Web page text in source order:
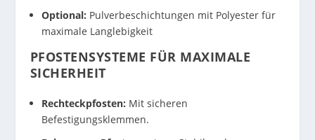
Optional: Pulverbeschichtungen mit Polyester für
maximale Langlebigkeit
PFOSTENSYSTEME FÜR MAXIMALE
SICHERHEIT
Rechteckpfosten: Mit sicheren
Befestigungsklemmen.